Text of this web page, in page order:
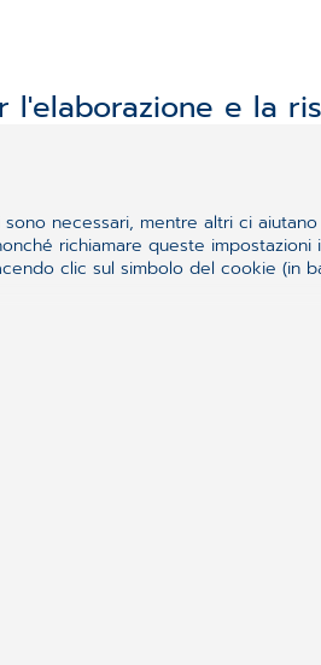
l'elaborazione e la
risposta alla mia richiesta.
di consenso è
Se ritiro il mio
nota delle informazioni
necessari, mentre altri ci
richiamare queste
clic sul simbolo del cookie (in